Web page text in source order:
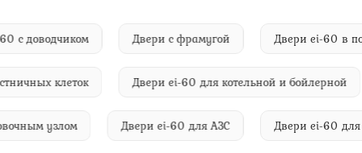
ei-60 с доводчиком Двери с фрамугой Двери ei-60
клеток Двери ei-60 для котельной и бойлерной
узлом Двери ei-60 для АЗС Двери ei-60